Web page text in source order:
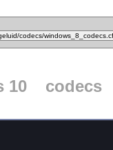
10 codecs